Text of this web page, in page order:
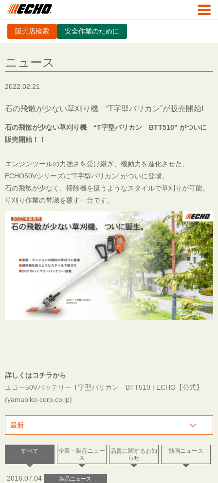
販売店検索 安全作業のために
ニュース
2022.02.21
石の飛散が少ない草刈り機 “T字型バリカン”が販売開始!
石の飛散が少ない草刈り機 “T字型バリカン BTT510” がついに
販売開始！！
エンジンツールの力強さを受け継ぎ、機動力を進化させた、
ECHO50Vシリーズに“T字型バリカン”がついに登場。
石の飛散が少なく、掃除機を扱うようなスタイルで草刈りが可能。
草刈り作業の常識を覆す一台です。
詳しくはコチラから
エコー50Vバッテリー T字型バリカン BTT510 | ECHO【公式】
(yamabiko-corp.co.jp)
すべて
企業・製品ニュー
ス
品質に関するお知
らせ
動画ニュース
2016.07.04 製品ニュース